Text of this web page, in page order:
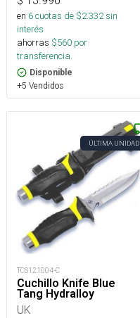
en 6cuotas de $2.332sin
interés
ahorras $560 por
transferencia.
Disponible
+5 Vendidos
ÚLTIMA UNIDAD
TCS121004-C
Cuchillo Knife Blue
Tang Hydralloy
UK